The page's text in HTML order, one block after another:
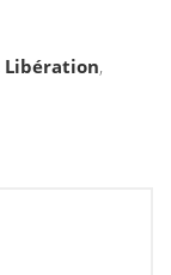
Libération,